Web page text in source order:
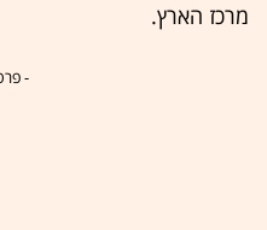
מרכז הארץ.
-